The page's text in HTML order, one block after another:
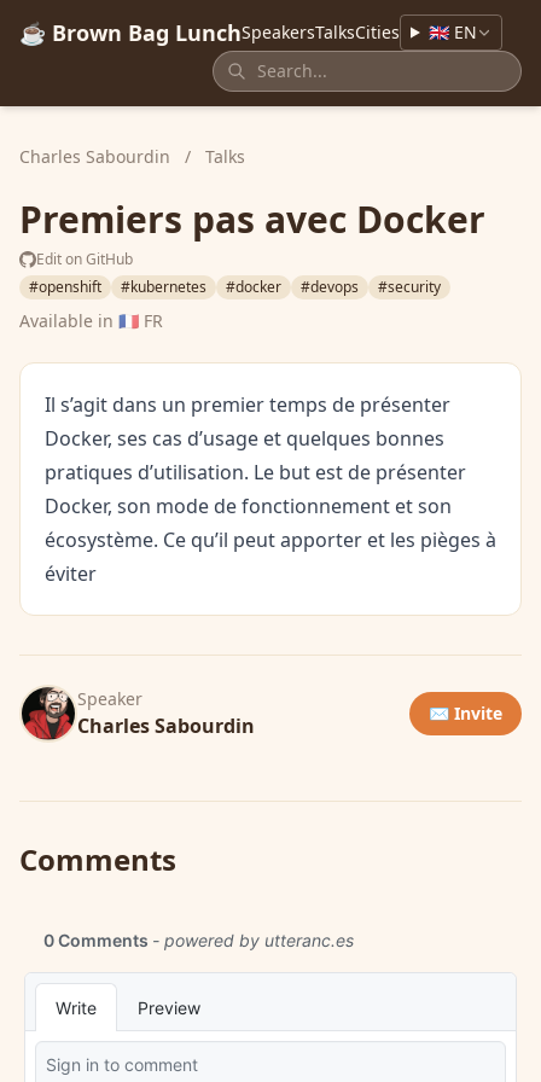
☕ Brown Bag LunchSpeakersTalksCities 🇬🇧 EN
Charles Sabourdin / Talks
Premiers pas avec Docker
Edit on GitHub
#openshift
#kubernetes #docker #devops #security
Available in 🇫🇷 FR
Il s’agit dans un premier temps de présenter
Docker, ses cas d’usage et quelques bonnes
pratiques d’utilisation. Le but est de présenter
Docker, son mode de fonctionnement et son
écosystème. Ce qu’il peut apporter et les pièges à
éviter
Speaker
Charles Sabourdin ✉️ Invite
Comments